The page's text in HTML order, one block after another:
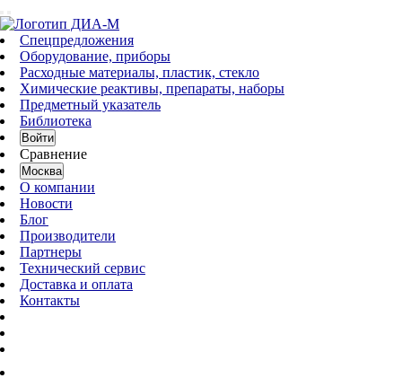
Спецпредложения
Оборудование, приборы
Расходные материалы, пластик, стекло
Химические реактивы, препараты, наборы
Предметный указатель
Библиотека
Войти
Сравнение
Москва
О компании
Новости
Блог
Производители
Партнеры
Технический сервис
Доставка и оплата
Контакты